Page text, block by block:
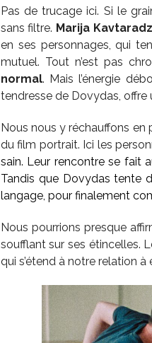
Pas de trucage ici. Si le
sans filtre. Marija
en ses personnages, qui
mutuel. Tout n’est pas
normal. Mais l’énergie
tendresse de Dovydas, offre
Nous nous y réchauffons
du film portrait. Ici les
sain. Leur rencontre se fait
Tandis que Dovydas tente
langage, pour finalement
Nous pourrions presque
soufflant sur ses étincelles.
qui s’étend à notre relation